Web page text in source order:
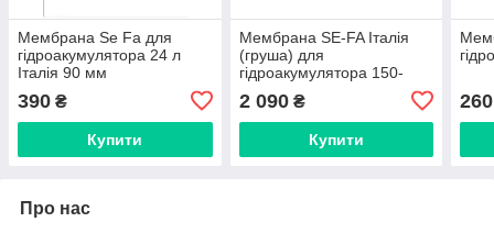
Мембрана Se Fa для
гідроакумулятора 24 л
Італія 90 мм
390 ₴
Купити
Мембрана SE-FA Італія
(груша) для
гідроакумулятора 150-
200L/80 мм не прохідна
2 090₴
Купити
260
Про нас